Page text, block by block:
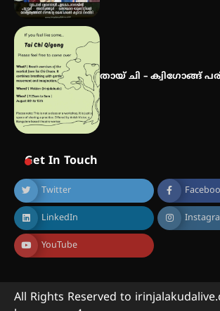
തായ് ചി – ക്വിഗോങ്ങ്
Get In Touch
Twitter
LinkedIn
YouTube
All Rights Reserved to